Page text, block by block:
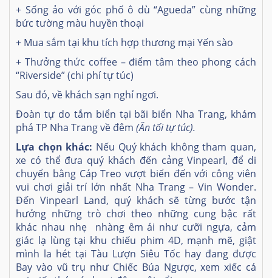
+ Sống ảo với góc phố ô dù “Agueda” cùng những
bức tường màu huyền thoại
+ Mua sắm tại khu tích hợp thương mại Yến sào
+ Thưởng thức coffee – điểm tâm theo phong cách
“Riverside” (chi phí tự túc)
Sau đó, về khách sạn nghỉ ngơi.
Đoàn tự do tắm biển tại bãi biển Nha Trang, khám
phá TP Nha Trang về đêm (Ăn tối tự túc).
Lựa chọn khác: Nếu Quý khách không tham quan,
xe có thể đưa quý khách đến cảng Vinpearl, để di
chuyển bằng Cáp Treo vượt biển đến với công viên
vui chơi giải trí lớn nhất Nha Trang – Vin Wonder.
Đến Vinpearl Land, quý khách sẽ từng bước tận
hưởng những trò chơi theo những cung bậc rất
khác nhau nhẹ nhàng êm ái như cưỡi ngựa, cảm
giác lạ lùng tại khu chiếu phim 4D, mạnh mẽ, giật
mình la hét tại Tàu Lượn Siêu Tốc hay đang được
Bay vào vũ trụ như Chiếc Búa Ngược, xem xiếc cá